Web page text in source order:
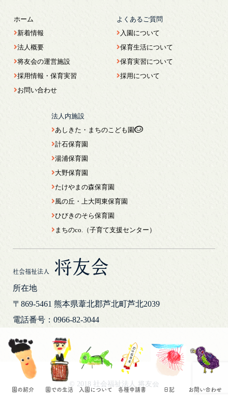
園の紹介 園での生活 入園について 各種申請書 日記 お問い合わせ
社会福祉法人 将友会
所在地
〒869-5461 熊本県葦北郡芦北町芦北2039
電話番号：0966-82-3044
ホーム
新着情報
法人概要
将友会の運営施設
採用情報・保育実習
お問い合わせ
よくあるご質問
入園について
保育生活について
保育実習について
採用について
法人内施設
あしきた・まちのこども園
計石保育園
湯浦保育園
大野保育園
たけやまの森保育園
風の丘・上大岡東保育園
ひびきのそら保育園
まちのco.（子育て支援センター）
© 2018 社会福祉法人 将友会